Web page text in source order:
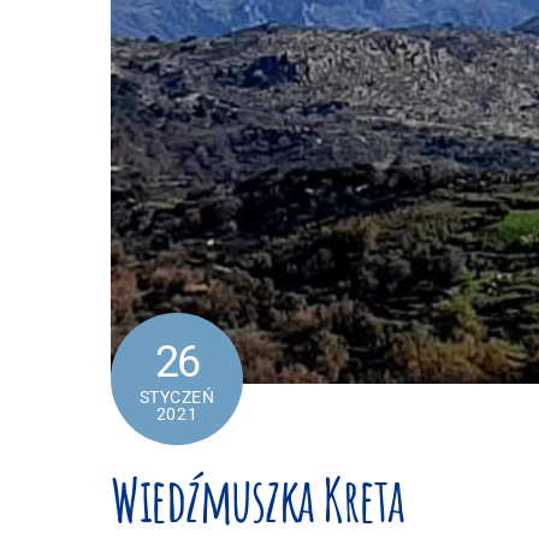
26
STYCZEŃ
2021
Wiedźmuszka Kreta